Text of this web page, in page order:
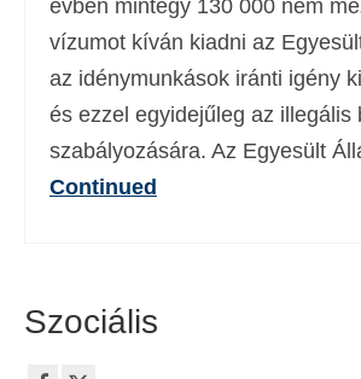
Português
Slovenčina( Szlovák)
Slovenščina(Szlovén)
évben mintegy 130 000 nem
vízumot kíván kiadni az
az idénymunkások iránti igény
és ezzel egyidejűleg az illegális
szabályozására. Az Egyesült
Continued
Szociális